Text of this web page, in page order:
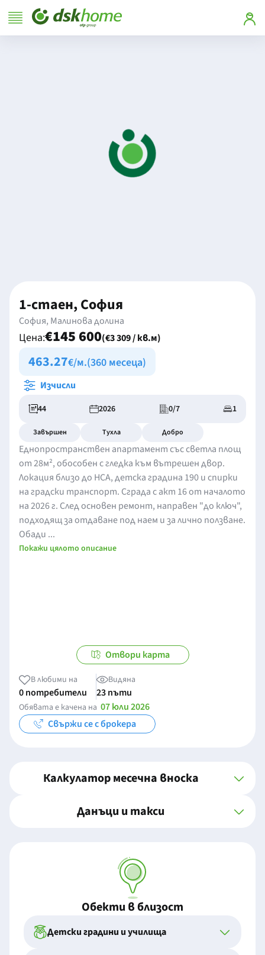
1-стаен, София
София, Малинова долина
Цена:€145 600(€3 309 / кв.м)
463.27€/м.(360 месеца)
Изчисли
44 2026 0/7 1
Завършен Тухла Добро
Еднопространствен апартамент със светла площ
от 28м², обособен с гледка към вътрешен двор.
Локация близо до НСА, детска градина 190 и спирки
на градски транспорт. Сграда с акт 16 от началото
на 2026 г. След основен ремонт, направен "до ключ",
подходящ за отдаване под наем и за лично ползване.
Обади ...
Покажи цялото описание
Отвори карта
В любими на
0 потребители
Видяна
23 пъти
Обявата е качена на 07 юли 2026
Свържи се с брокера
Калкулатор месечна вноска
Данъци и такси
Обекти в близост
Детски градини и училища